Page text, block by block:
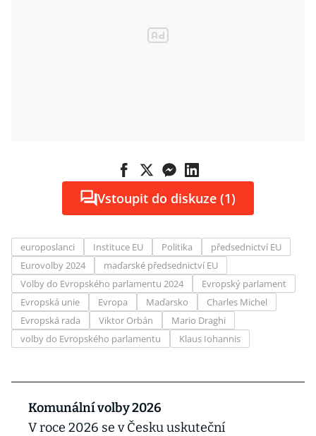
Vstoupit do diskuze (1)
europoslanci Instituce EU Politika
předsednictví EU
Eurovolby 2024
maďarské předsednictví EU
Volby do Evropského parlamentu 2024
Evropský parlament
Evropská unie
Evropa Maďarsko
Charles Michel
Evropská rada
Viktor Orbán
Mario Draghi
volby do Evropského parlamentu
Klaus Iohannis
Komunální volby 2026
V roce 2026 se v Česku uskuteční